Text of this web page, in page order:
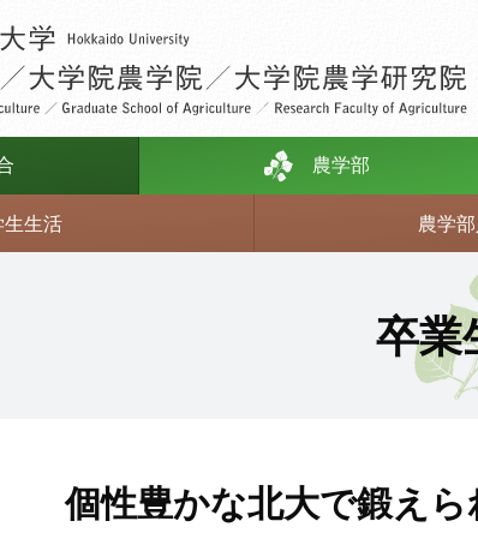
農学部
生生活 農学
畜産科学科卒業
個性豊かな北大で鍛えら